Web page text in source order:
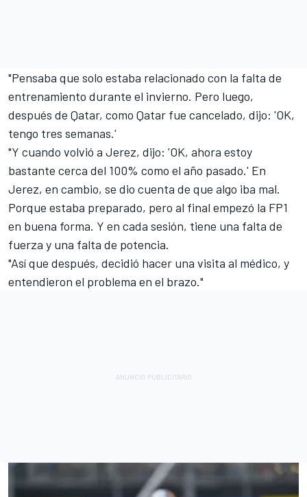
"Pensaba que solo estaba relacionado con la falta de
entrenamiento durante el invierno. Pero luego,
después de Qatar, como Qatar fue cancelado, dijo: 'OK,
tengo tres semanas.'
"Y cuando volvió a Jerez, dijo: 'OK, ahora estoy
bastante cerca del 100% como el año pasado.' En
Jerez, en cambio, se dio cuenta de que algo iba mal.
Porque estaba preparado, pero al final empezó la FP1
en buena forma. Y en cada sesión, tiene una falta de
fuerza y una falta de potencia.
"Así que después, decidió hacer una visita al médico, y
entendieron el problema en el brazo."